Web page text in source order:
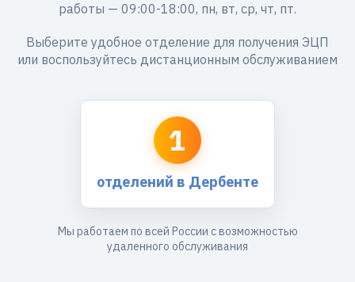
работы — 09:00-18:00, пн, вт, ср, чт, пт.
Выберите удобное отделение для получения ЭЦП
или воспользуйтесь дистанционным обслуживанием
1
отделений в Дербенте
Мы работаем по всей России с возможностью
удаленного обслуживания